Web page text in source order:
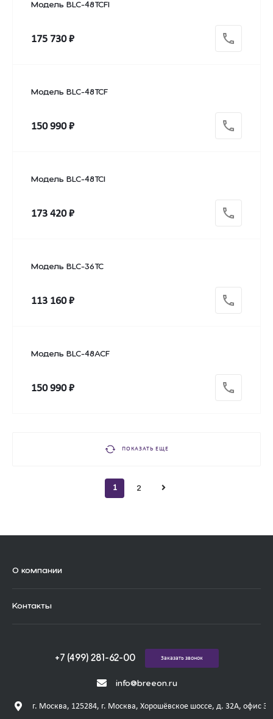
Модель BLC-48TCFI
175 730 ₽
Модель BLC-48TCF
150 990 ₽
Модель BLC-48TCI
173 420 ₽
Модель BLC-36TC
113 160 ₽
Модель BLC-48ACF
150 990 ₽
ПОКАЗАТЬ ЕЩЕ
1 2
О компании
Контакты
info@breeon.ru
+7 (499) 281-62-00
г. Москва, 125284, г. Москва, Хорошёвское шоссе, д. 32А, офис
Заказать звонок